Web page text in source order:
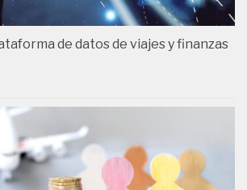
de datos de viajes y finanzas